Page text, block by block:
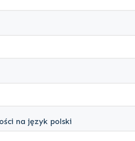
na język polski